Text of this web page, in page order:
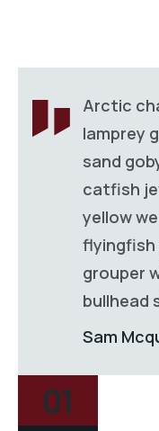
Arctic
lamprey
sand
catfish
yellow
grouper
bullhead
Sam
01